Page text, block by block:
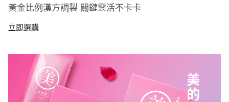
黃金比例漢方調製 關鍵靈活不卡卡
立即選購